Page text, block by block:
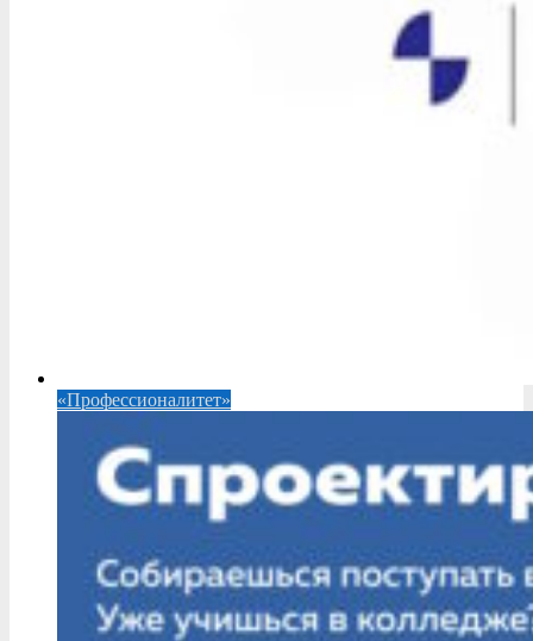
«Профессионалитет»